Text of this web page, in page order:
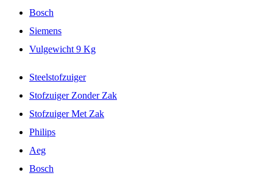
Bosch
Siemens
Vulgewicht 9 Kg
Steelstofzuiger
Stofzuiger Zonder Zak
Stofzuiger Met Zak
Philips
Aeg
Bosch